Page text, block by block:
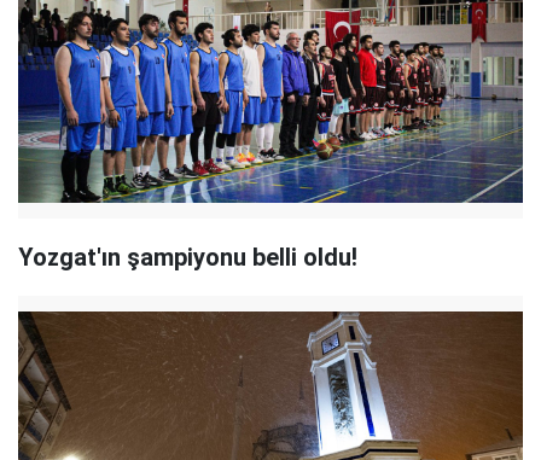
Yozgat'ın şampiyonu belli oldu!